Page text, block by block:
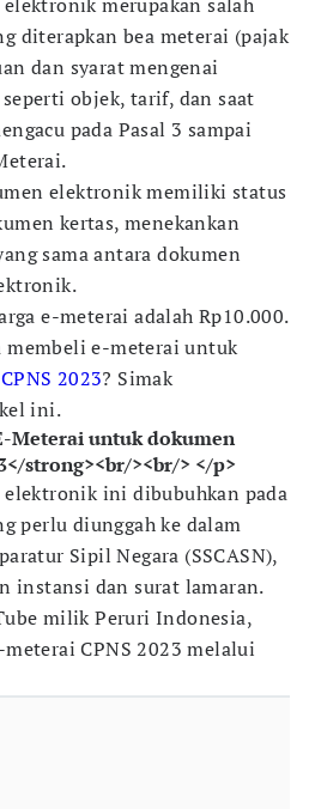
diterapkan bea meterai (pajak
dan syarat mengenai
objek, tarif, dan saat
pada Pasal 3 sampai
elektronik memiliki status
kertas, menekankan
sama antara dokumen
e-meterai adalah Rp10.000.
membeli e-meterai untuk
CPNS 2023? Simak
ini.
Meterai untuk dokumen
strong><br/><br/> </p>
ini dibubuhkan pada
perlu diunggah ke dalam
Sipil Negara (SSCASN),
instansi dan surat lamaran.
milik Peruri Indonesia,
CPNS 2023 melalui